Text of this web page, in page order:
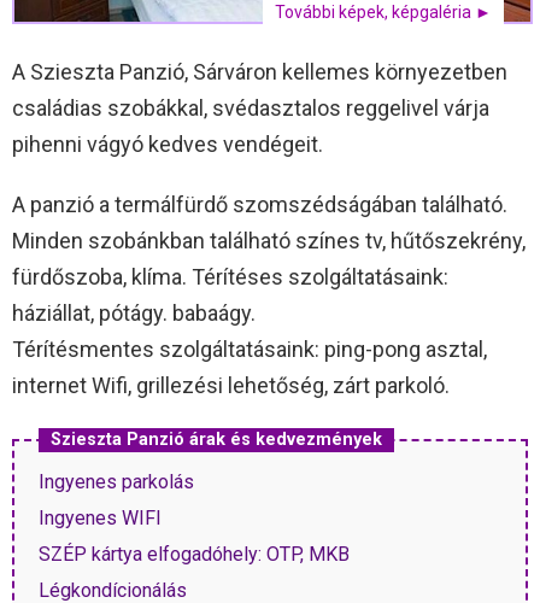
További képek, képgaléria ►
A Szieszta Panzió, Sárváron kellemes környezetben
családias szobákkal, svédasztalos reggelivel várja
pihenni vágyó kedves vendégeit.
A panzió a termálfürdő szomszédságában található.
Minden szobánkban található színes tv, hűtőszekrény,
fürdőszoba, klíma. Térítéses szolgáltatásaink:
háziállat, pótágy. babaágy.
Térítésmentes szolgáltatásaink: ping-pong asztal,
internet Wifi, grillezési lehetőség, zárt parkoló.
Szieszta Panzió árak és kedvezmények
Ingyenes parkolás
Ingyenes WIFI
SZÉP kártya elfogadóhely: OTP, MKB
Légkondícionálás